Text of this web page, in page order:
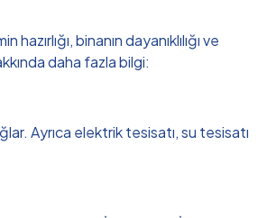
binanın dayanıklılığı ve
daha fazla bilgi:
Ayrıca elektrik tesisatı, su tesisatı